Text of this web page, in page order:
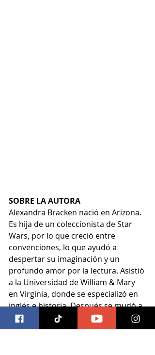
SOBRE LA AUTORA
Alexandra Bracken nació en Arizona.
Es hija de un coleccionista de Star
Wars, por lo que creció entre
convenciones, lo que ayudó a
despertar su imaginación y un
profundo amor por la lectura. Asistió
a la Universidad de William & Mary
en Virginia, donde se especializó en
inglés e historia. Después se mudó a
Nueva York para trabajar en una
editorial, primero como asistente y